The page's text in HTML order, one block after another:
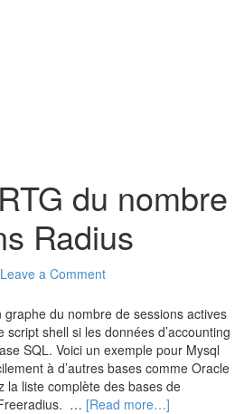
du nombre
Radius
Leave a Comment
graphe du nombre de sessions actives
shell si les données d’accounting
SQL. Voici un exemple pour Mysql
à d’autres bases comme Oracle
la liste complète des bases de
… [Read more…]